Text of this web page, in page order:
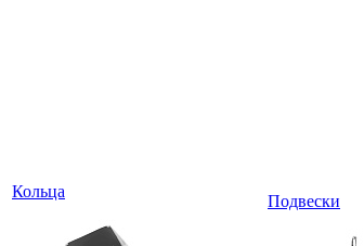
Кольца
Подвески